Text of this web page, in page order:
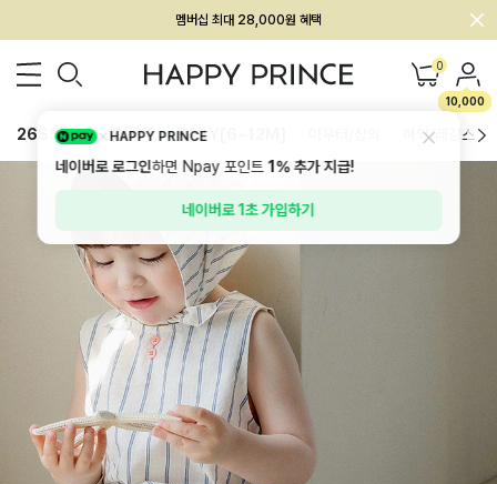
회원전용 아울렛, 가입하면 ~60% 할인!
멤버십 최대 28,000원 혜택 0
10,000
26SS 신상 BEST BABY[6~12M] 하의/레깅스
HAPPY PRINCE
네이버로 로그인하면 Npay 포인트1%추가 지급!
네이버로 1초 가입하기